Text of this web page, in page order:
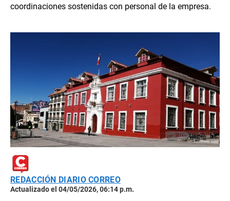
coordinaciones sostenidas con personal de la empresa.
REDACCIÓN DIARIO CORREO
Actualizado el 04/05/2026, 06:14 p.m.